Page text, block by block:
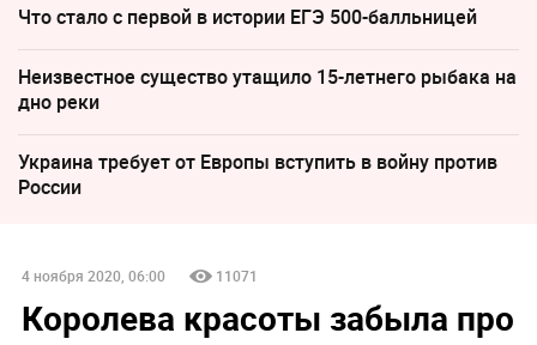
Что стало с первой в истории ЕГЭ 500-балльницей
Неизвестное существо утащило 15-летнего рыбака на
дно реки
Украина требует от Европы вступить в войну против
России
4 ноября 2020, 06:00 11071
Королева красоты забыла про